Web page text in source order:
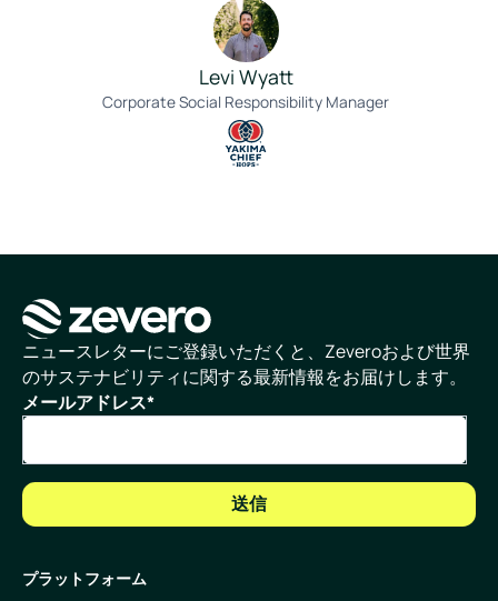
Levi Wyatt
Corporate Social Responsibility Manager
ホームページ
ニュースレターにご登録いただくと、Zeveroおよび世界
のサステナビリティに関する最新情報をお届けします。
メールアドレス*
プラットフォーム